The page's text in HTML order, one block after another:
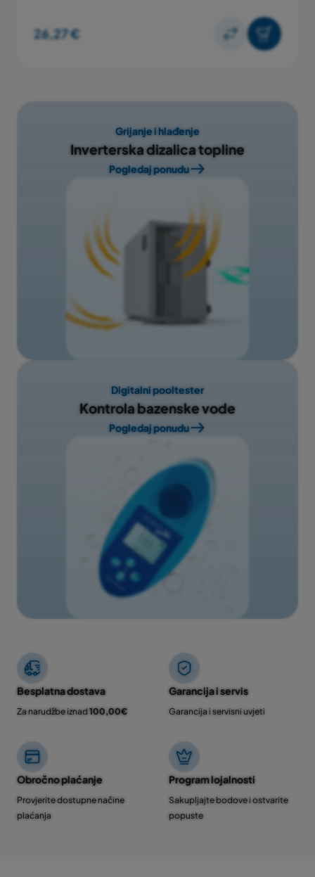
26,27 €
Grijanje i hlađenje
Inverterska dizalica topline
Pogledaj ponudu
Digitalni pooltester
Kontrola bazenske vode
Pogledaj ponudu
Besplatna dostava
Za narudžbe iznad 100,00€
Garancija i servis
Garancija i servisni uvjeti
Obročno plaćanje
Provjerite dostupne načine
plaćanja
Program lojalnosti
Sakupljajte bodove i ostvarite
popuste